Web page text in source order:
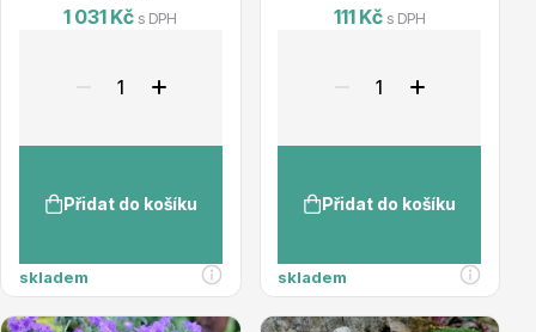
1 031 Kč s DPH
Přidat do košíku
skladem
111 Kč s DPH
Přidat do košíku
skladem